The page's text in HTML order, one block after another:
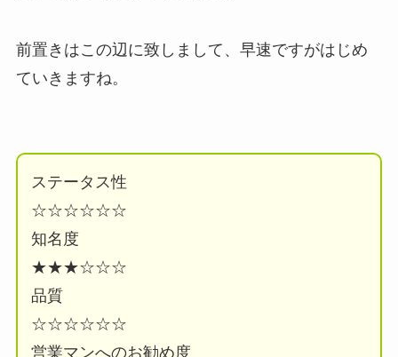
前置きはこの辺に致しまして、早速ですがはじめ
ていきますね。
ステータス性
☆☆☆☆☆☆
知名度
★★★☆☆☆
品質
☆☆☆☆☆☆
営業マンへのお勧め度